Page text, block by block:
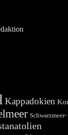
Kappadokien
Schwarzmeer-